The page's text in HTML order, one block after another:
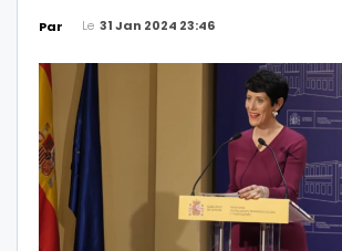
Par Le 31 Jan 2024 23:46